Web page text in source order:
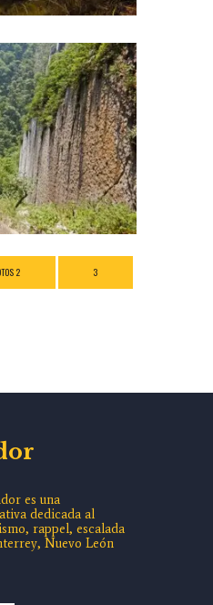
2 3
es una
dedicada al
rappel, escalada
Nuevo León